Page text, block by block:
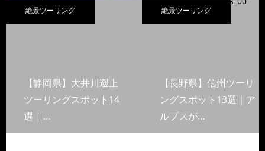
絶景ツーリング
【静岡県】大井川遡上
ツーリングスポット14
選 | …
絶景ツーリング
【長野県】信州ツーリ
ングスポット13選｜ア
ルプスが…